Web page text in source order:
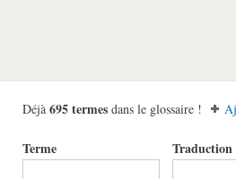
Déjà 695 termes dans le glossaire !
Terme Traduction